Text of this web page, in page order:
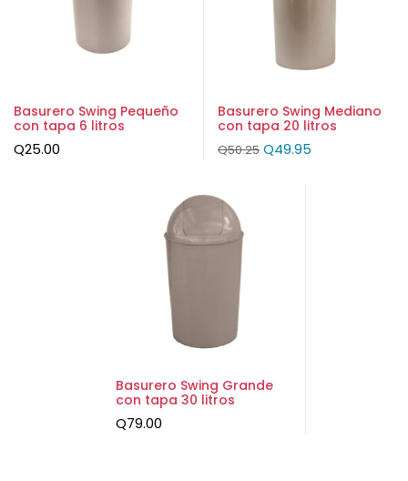
Basurero Swing Pequeño
con tapa 6 litros
Q25.00
Basurero Swing Mediano
con tapa 20 litros
Q50.25 Q49.95
Basurero Swing Grande
con tapa 30 litros
Q79.00